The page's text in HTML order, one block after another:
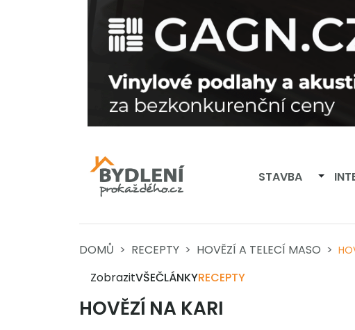
STAVBA
DOMŮ RECEPTY HOVĚZÍ A TELECÍ MASO
ZobrazitVŠEČLÁNKYRECEPTY
HOVĚZÍ NA KARI